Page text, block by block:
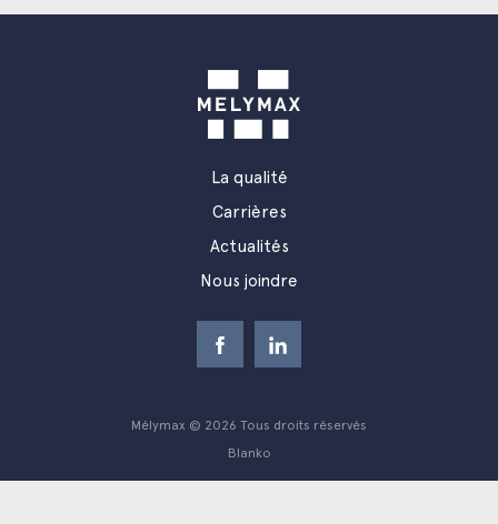
La qualité
Carrières
Actualités
Nous joindre
Mélymax © 2026 Tous droits réservés
Blanko